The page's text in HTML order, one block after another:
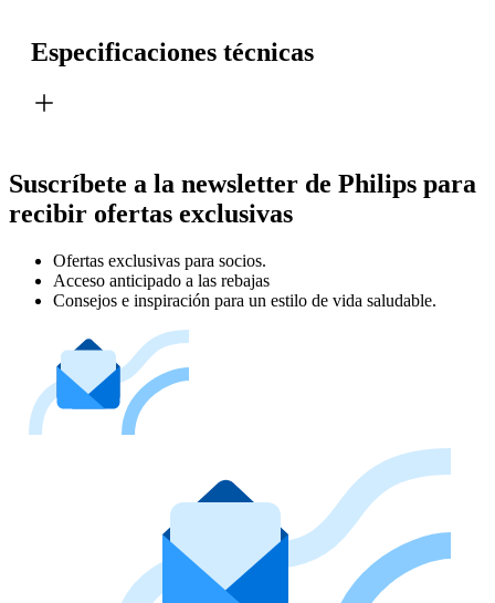
Especificaciones técnicas
Suscríbete a la newsletter de Philips para
recibir ofertas exclusivas
Ofertas exclusivas para socios.
Acceso anticipado a las rebajas
Consejos e inspiración para un estilo de vida saludable.